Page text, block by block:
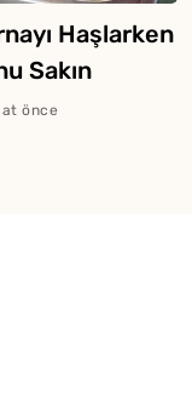
Haşlarken
Sakın
önce